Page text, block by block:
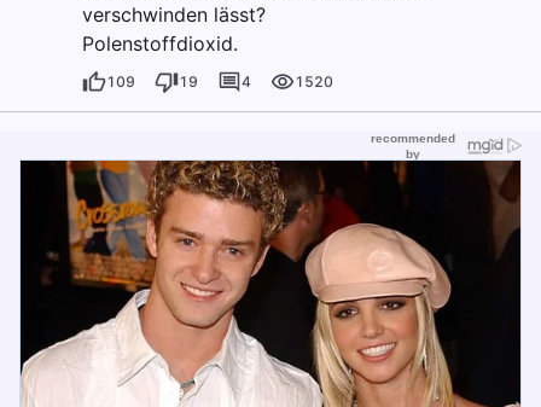
verschwinden lässt?
Polenstoffdioxid.
109 19 4 1520